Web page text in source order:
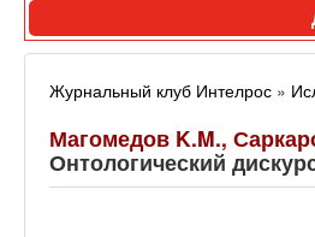
Журнальный клуб Интелрос »
Магомедов K.M.,
Онтологический